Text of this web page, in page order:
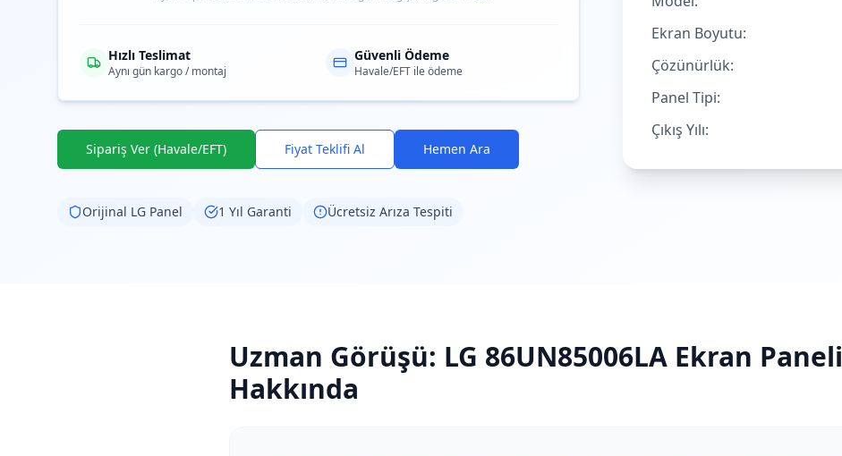
Hızlı Teslimat
Aynı gün kargo / montaj
Güvenli Ödeme
Havale/EFT ile ödeme
Sipariş Ver (Havale/EFT) Fiyat Teklifi Al Hemen Ara
Orijinal LG Panel 1 Yıl Garanti Ücretsiz Arıza Tespiti
Ekran Boyutu:
Çözünürlük:
Panel Tipi:
Çıkış Yılı:
Uzman Görüşü: LG 86UN85006LA Ekran Paneli
Hakkında